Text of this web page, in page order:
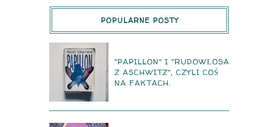
POPULARNE POSTY
"PAPILLON" I "RUDOWŁOSA
Z ASCHWITZ", CZYLI COŚ
NA FAKTACH.